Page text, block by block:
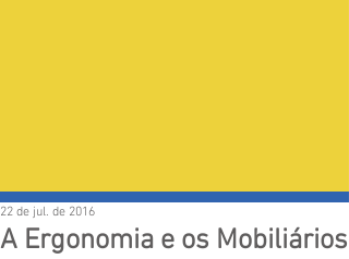
A Ergonomia e os Mobiliários
22 de jul. de 2016